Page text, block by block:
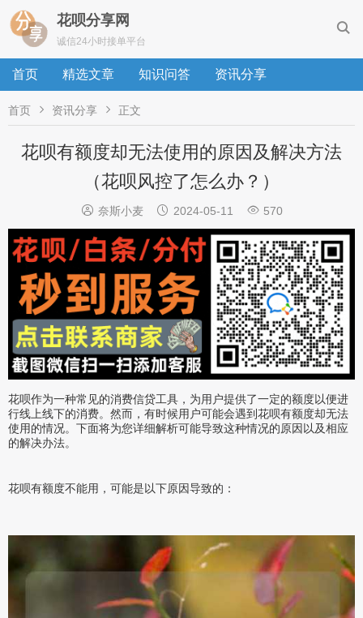

花呗分享网
诚信24小时接单平台
首页 精选文章 知识问答 资讯分享
首页  资讯分享  正文
花呗有额度却无法使用的原因及解决方法
（花呗风控了怎么办？）
 奈斯小麦  2024-05-11  570
花呗作为一种常见的消费信贷工具，为用户提供了一定的额度以便进
行线上线下的消费。然而，有时候用户可能会遇到花呗有额度却无法
使用的情况。下面将为您详细解析可能导致这种情况的原因以及相应
的解决办法。
花呗有额度不能用，可能是以下原因导致的：